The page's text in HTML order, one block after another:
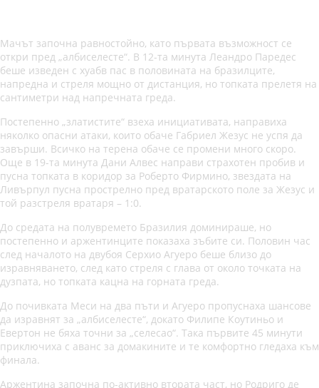
Мачът започна равностойно, като първата възможност се
откри пред „албиселесте“. В 12-та минута Леандро Паредес
беше изведен с хуабв пас в половината на бразилците,
напредна и стреля мощно от дистанция, но топката прелетя на
сантиметри над напречната греда.
Постепенно „златистите“ взеха инициативата, направиха
няколко опасни атаки, които обаче Габриел Жезус не успя да
завърши. Всичко на терена обаче се промени много скоро.
Още в 19-та минута Дани Алвес направи страхотен пробив и
пусна топката в коридор за Роберто Фирмино, звездата на
Ливърпул пусна прострелно пред вратарското поле за Жезус и
той разстреля вратаря – 1:0.
До средата на полувремето Бразилия доминираше, но
постепенно и аржентинците показаха зъбите си. Половин час
след началото на двубоя Серхио Агуеро беше близо до
изравняването, след като стреля с глава от около точката на
дузпата, но топката кацна на горната греда.
До почивката Меси на два пъти и Агуеро пропуснаха шансове
да изравнят за „албиселесте“, докато Филипе Коутиньо и
Евертон не бяха точни за „селесао“. Така първите 45 минути
приключиха с аванс за домакините и те комфортно гледаха към
финала.
Аржентина започна по-активно втората част, но Родриго де